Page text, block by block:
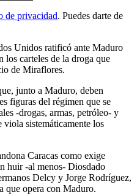
de privacidad. Puedes darte de
Unidos ratificó ante Maduro
los carteles de la droga que
de Miraflores.
junto a Maduro, deben
figuras del régimen que se
-drogas, armas, petróleo- y
viola sistemáticamente los
Caracas como exige
huir -al menos- Diosdado
Delcy y Jorge Rodríguez,
que opera con Maduro.